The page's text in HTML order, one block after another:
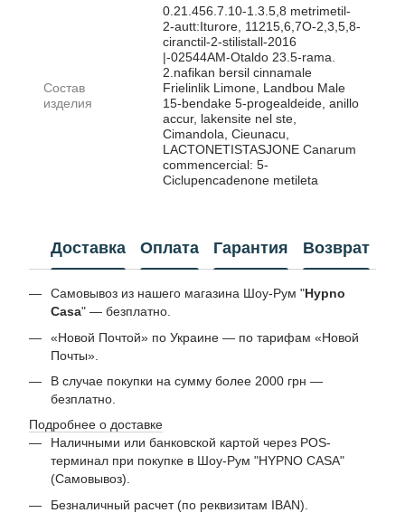
Состав
изделия
0.21.456.7.10-1.3.5,8 metrimetil-
2-autt:Iturore, 11215,6,7O-2,3,5,8-
ciranctil-2-stilistall-2016
|-02544AM-Otaldo 23.5-rama.
2.nafikan bersil cinnamale
Frielinlik Limone, Landbou Male
15-bendake 5-progealdeide, anillo
accur, lakensite nel ste,
Cimandola, Cieunacu,
LACTONETISTASJONE Canarum
commencercial: 5-
Ciclupencadenone metileta
Доставка Оплата Гарантия Возврат
Самовывоз из нашего магазина Шоу-Рум "Hypno
Casa" — безплатно.
«Новой Почтой» по Украине — по тарифам «Новой
Почты».
В случае покупки на сумму более 2000 грн —
безплатно.
Подробнее о доставке
Наличными или банковской картой через POS-
терминал при покупке в Шоу-Рум "HYPNO CASA"
(Самовывоз).
Безналичный расчет (по реквизитам IBAN).